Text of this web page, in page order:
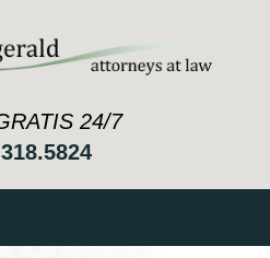
24/7